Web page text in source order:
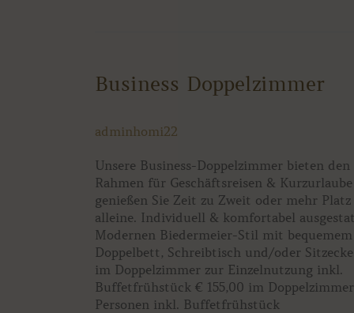
Business Doppelzimmer
adminhomi22
Unsere Business-Doppelzimmer bieten
Rahmen für Geschäftsreisen &
genießen Sie Zeit zu Zweit oder mehr
alleine. Individuell & komfortabel
Modernen Biedermeier-Stil mit
Doppelbett, Schreibtisch und/oder
im Doppelzimmer zur Einzelnutzung inkl.
Buffetfrühstück € 155,00 im
Personen inkl. Buffetfrühstück
Business